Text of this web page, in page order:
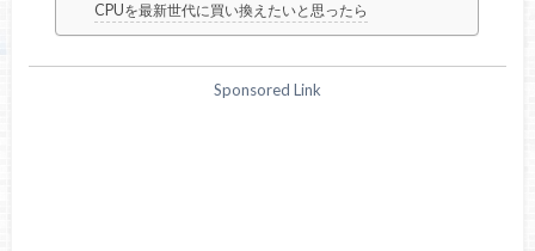
CPUを最新世代に買い換えたいと思ったら
Sponsored Link